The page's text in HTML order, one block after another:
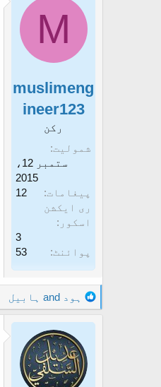
ع
ا
غ
ا
ک
ے
و
ا
ا
M
muslimeng
ineer123
رکن
شمولیت
ستمبر 12،
2015
پیغامات
12
ری ایکشن
اسکور
3
پوائنٹ
53
e
a
c
t
i
ہود ہابیل